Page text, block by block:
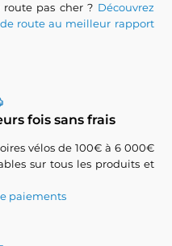
pas cher ? Découvrez
route au meilleur rapport
fois sans frais
vélos de 100€ à 6 000€
sur tous les produits et
paiements